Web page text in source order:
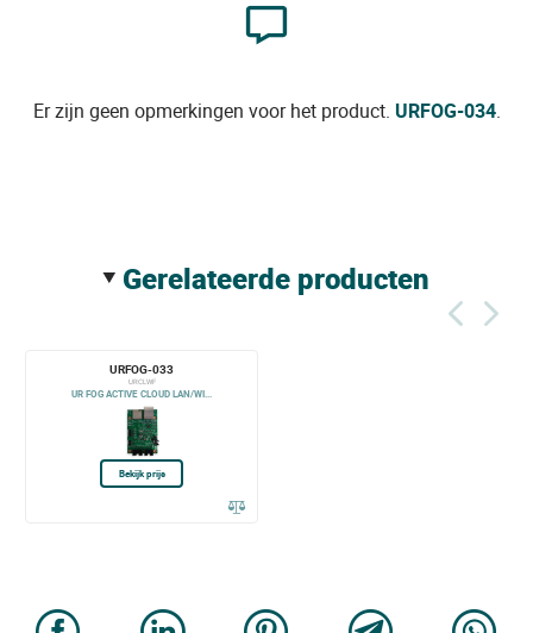
Er zijn geen opmerkingen voor het product. URFOG-034.
gerelateerde producten
URFOG-033
URCLWF
UR FOG ACTIVE CLOUD LAN/WI...
Bekijk prijs